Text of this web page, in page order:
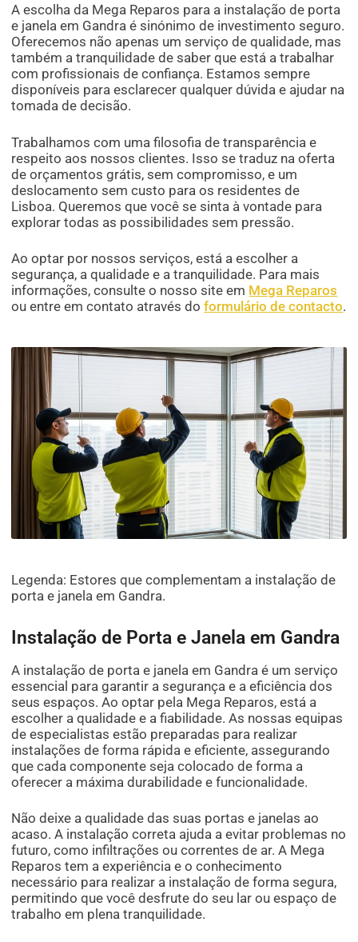
A escolha da Mega Reparos para a instalação de porta
e janela em Gandra é sinónimo de investimento seguro.
Oferecemos não apenas um serviço de qualidade, mas
também a tranquilidade de saber que está a trabalhar
com profissionais de confiança. Estamos sempre
disponíveis para esclarecer qualquer dúvida e ajudar na
tomada de decisão.
Trabalhamos com uma filosofia de transparência e
respeito aos nossos clientes. Isso se traduz na oferta
de orçamentos grátis, sem compromisso, e um
deslocamento sem custo para os residentes de
Lisboa. Queremos que você se sinta à vontade para
explorar todas as possibilidades sem pressão.
Ao optar por nossos serviços, está a escolher a
segurança, a qualidade e a tranquilidade. Para mais
informações, consulte o nosso site em Mega Reparos
ou entre em contato através doformulário de contacto.
Legenda: Estores que complementam a instalação de
porta e janela em Gandra.
Instalação de Porta e Janela em Gandra
A instalação de porta e janela em Gandra é um serviço
essencial para garantir a segurança e a eficiência dos
seus espaços. Ao optar pela Mega Reparos, está a
escolher a qualidade e a fiabilidade. As nossas equipas
de especialistas estão preparadas para realizar
instalações de forma rápida e eficiente, assegurando
que cada componente seja colocado de forma a
oferecer a máxima durabilidade e funcionalidade.
Não deixe a qualidade das suas portas e janelas ao
acaso. A instalação correta ajuda a evitar problemas no
futuro, como infiltrações ou correntes de ar. A Mega
Reparos tem a experiência e o conhecimento
necessário para realizar a instalação de forma segura,
permitindo que você desfrute do seu lar ou espaço de
trabalho em plena tranquilidade.